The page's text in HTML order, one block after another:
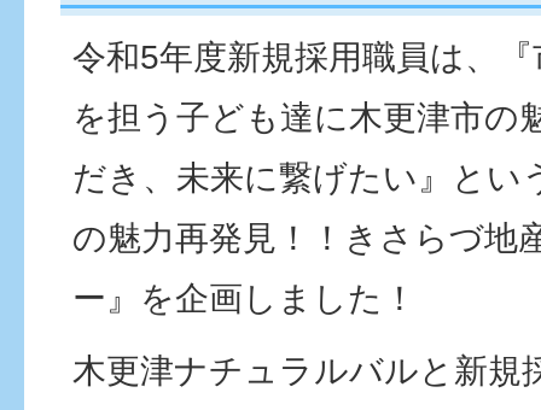
令和5年度新規採用職員は、
を担う子ども達に木更津市の
だき、未来に繋げたい』とい
の魅力再発見！！きさらづ地
ー』を企画しました！
木更津ナチュラルバルと新規